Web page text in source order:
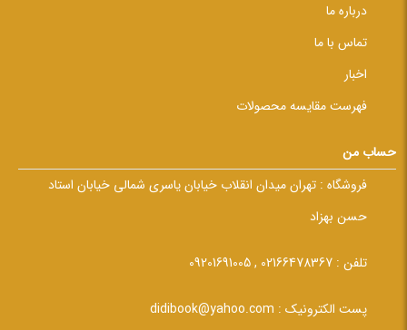
درباره ما
تماس با ما
اخبار
فهرست مقایسه محصولات
حساب من
فروشگاه : تهران میدان انقلاب خیابان یاسری شمالی خیابان استاد
حسن بهزاد
تلفن : 02166478367 , 09201691005
پست الکترونیک : didibook@yahoo.com